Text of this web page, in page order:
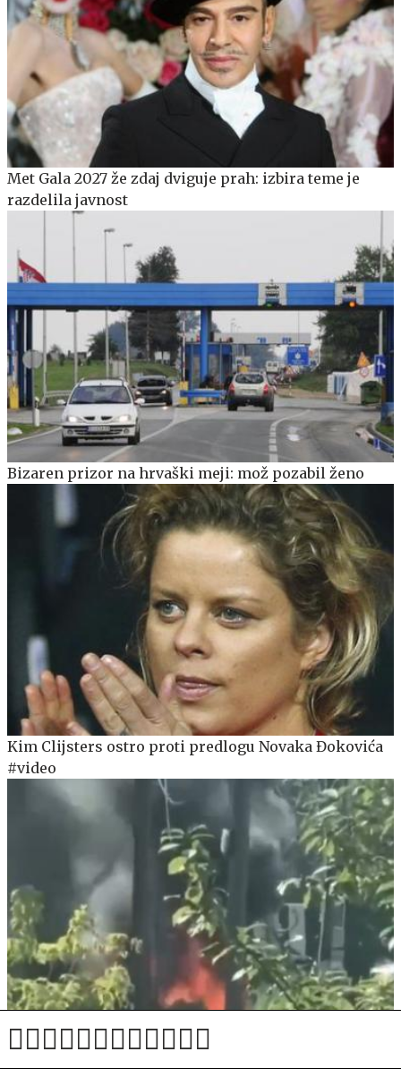
Met Gala 2027 že zdaj dviguje prah: izbira teme je
razdelila javnost
Bizaren prizor na hrvaški meji: mož pozabil ženo
Kim Clijsters ostro proti predlogu Novaka Đokovića
#video